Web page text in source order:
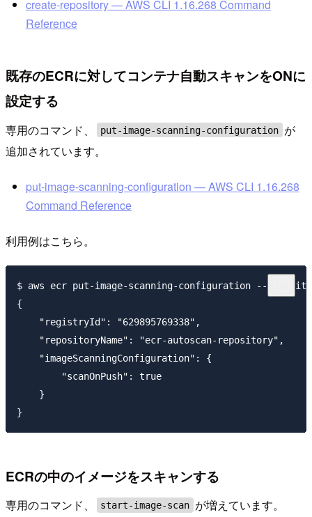
create-repository — AWS CLI 1.16.268 Command
Reference
既存のECRに対してコンテナ自動スキャンをONに
設定する
専用のコマンド、 put-image-scanning-configuration が
追加されています。
put-image-scanning-configuration — AWS CLI 1.16.268
Command Reference
利用例はこちら。
$ aws ecr put-image-scanning-configuration --
{
    "registryId": "629895769338",
    "repositoryName": "ecr-autoscan-repository",
    "imageScanningConfiguration": {
        "scanOnPush": true
    }
ECRの中のイメージをスキャンする
専用のコマンド、 start-image-scan が増えています。